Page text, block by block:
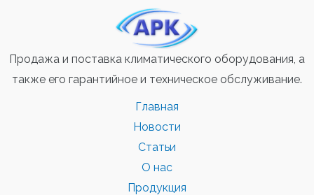
Продажа и поставка климатического оборудования, а
также его гарантийное и техническое обслуживание.
Главная
Новости
Статьи
О нас
Продукция